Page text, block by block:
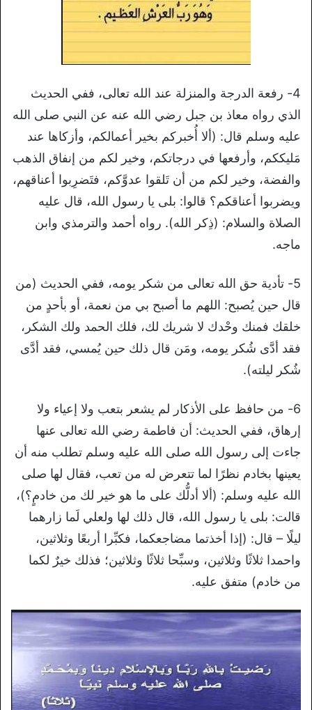
4- رفعة الدرجة والمنزلة عند الله تعالى، ففي الحديث
الذي رواه معاذ بن جبل رضي الله عنه عن النبي صلى الله
عليه وسلم قال: (ألا أُخبركم بخير أعمالكم، وأزكاها عند
مَليككم، وأرفعها في درجاتكم، وخير لكم من إنفاق الذهب
والفضة، وخير لكم من أن تَلقوا عدوَّكم، فتَضرِبوا أعناقهم،
ويضربوا أعناقكم؟ قالوا: بلى يا رسول الله، قال عليه
الصلاة والسلام: (ذِكر الله). رواه أحمد والترمذي وابن
ماجه.
5- تأدية حق الله تعالى من شكر يومه، ففي الحديث (من
قال حين يُصبح: اللهم ما أصبح بي من نعمة، أو بأحدٍ من
خلقك فمنك وحْدك لا شريك لك، فلك الحمد ولك الشكر،
فقد أدَّى شُكر يومه، ومَن قال ذلك حين يُمسي، فقد أدَّى
شُكر ليلته).
6- من حافظ على الأذكار لم يشعر بتعب ولا إعياء ولا
إرهاق، ففي الحديث: أن فاطمة رضي الله تعالى عنها
جاءت إلى رسول الله صلى الله عليه وسلم تطلب منه أن
يعينها بخادم نظرًا لما تتعرض له من تعب، فقال لها صلى
الله عليه وسلم: (ألا أدلُّك على ما هو خير لك من خادمٍ؟)،
قالت: بلى يا رسول الله، قال ذلك لها ولعلي لَما زارهما
ليلًا – قال: (إذا أخذتما مضاجعكما، فكبِّرا أربعًا وثلاثين،
واحمدا ثلاثًا وثلاثين، وسبِّحا ثلاثًا وثلاثين؛ فذلك خيرٌ لكما
من خادم) متفق عليه.